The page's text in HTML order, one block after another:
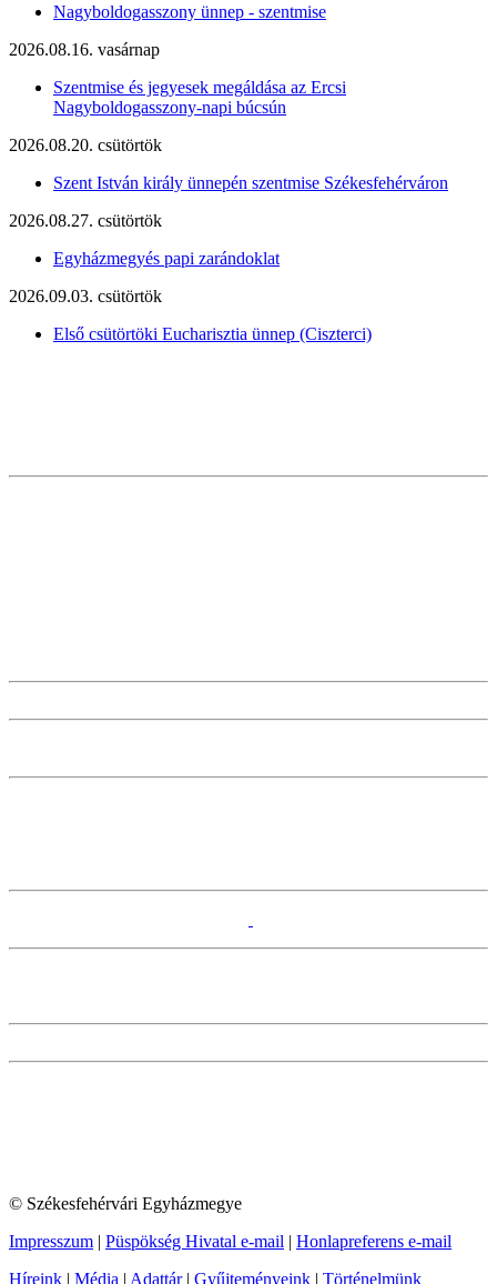
Nagyboldogasszony ünnep - szentmise
2026.08.16. vasárnap
Szentmise és jegyesek megáldása az Ercsi
Nagyboldogasszony-napi búcsún
2026.08.20. csütörtök
Szent István király ünnepén szentmise Székesfehérváron
2026.08.27. csütörtök
Egyházmegyés papi zarándoklat
2026.09.03. csütörtök
Első csütörtöki Eucharisztia ünnep (Ciszterci)
© Székesfehérvári Egyházmegye
Impresszum | Püspökség Hivatal e-mail | Honlapreferens e-mail
Híreink | Média | Adattár| Gyűjteményeink | Történelmünk